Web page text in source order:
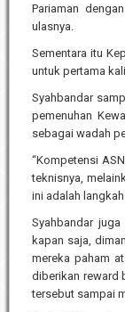
Pariaman
ulasnya.
Sementara itu
untuk pertama
Syahbandar
pemenuhan
sebagai wadah
“Kompetensi
teknisnya,
ini adalah
Syahbandar
kapan saja,
mereka paham
diberikan reward
tersebut sampai